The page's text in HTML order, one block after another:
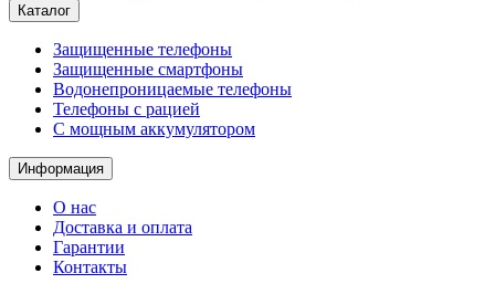
Каталог
Защищенные телефоны
Защищенные смартфоны
Водонепроницаемые телефоны
Телефоны с рацией
C мощным аккумулятором
Информация
О нас
Доставка и оплата
Гарантии
Контакты